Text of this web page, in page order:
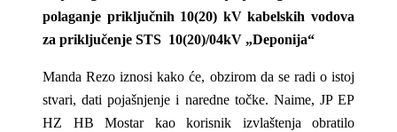
polaganje priključnih 10(20) kV kabelskih vodova
za priključenje STS 10(20)/04kV „Deponija“
Manda Rezo iznosi kako će, obzirom da se radi o istoj
stvari, dati pojašnjenje i naredne točke. Naime, JP EP
HZ HB Mostar kao korisnik izvlaštenja obratilo